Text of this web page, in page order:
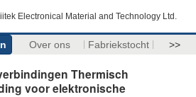
Electronical Material and Technology Ltd.
Over ons Fabriekstocht >>
Thermisch
voor elektronische